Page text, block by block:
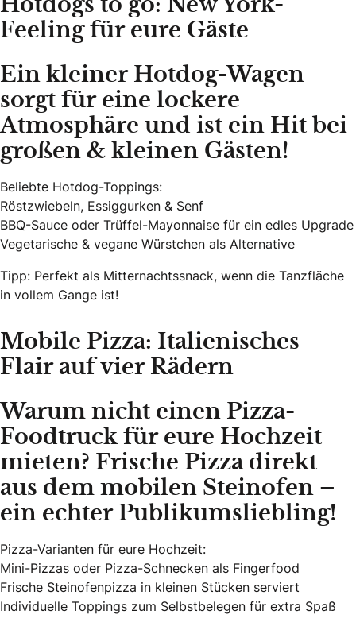
Hotdogs to go: New York-
Feeling für eure Gäste
Ein kleiner Hotdog-Wagen
sorgt für eine lockere
Atmosphäre und ist ein Hit bei
großen & kleinen Gästen!
Beliebte Hotdog-Toppings:
Röstzwiebeln, Essiggurken & Senf
BBQ-Sauce oder Trüffel-Mayonnaise für ein edles Upgrade
Vegetarische & vegane Würstchen als Alternative
Tipp: Perfekt als Mitternachtssnack, wenn die Tanzfläche
in vollem Gange ist!
Mobile Pizza: Italienisches
Flair auf vier Rädern
Warum nicht einen Pizza-
Foodtruck für eure Hochzeit
mieten? Frische Pizza direkt
aus dem mobilen Steinofen –
ein echter Publikumsliebling!
Pizza-Varianten für eure Hochzeit:
Mini-Pizzas oder Pizza-Schnecken als Fingerfood
Frische Steinofenpizza in kleinen Stücken serviert
Individuelle Toppings zum Selbstbelegen für extra Spaß